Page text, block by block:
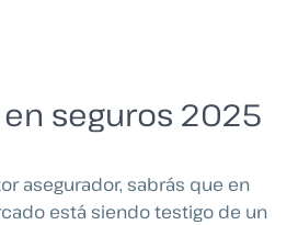
seguros 2025
asegurador, sabrás que en
está siendo testigo de un